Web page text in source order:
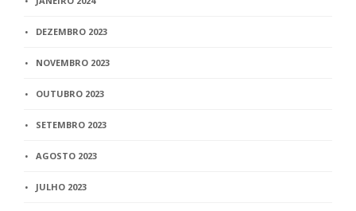
DEZEMBRO 2023
NOVEMBRO 2023
OUTUBRO 2023
SETEMBRO 2023
AGOSTO 2023
JULHO 2023